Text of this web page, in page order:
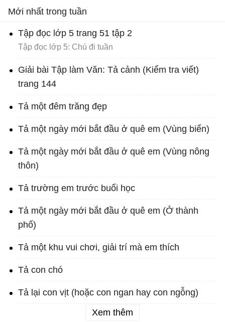
Mới nhất trong tuần
Tập đọc lớp 5 trang 51 tập 2
Tập đọc lớp 5: Chú đi tuần
Giải bài Tập làm Văn: Tả cảnh (Kiểm tra viết)
trang 144
Tả một đêm trăng đẹp
Tả một ngày mới bắt đầu ở quê em (Vùng biển)
Tả một ngày mới bắt đầu ở quê em (Vùng nông
thôn)
Tả trường em trước buổi học
Tả một ngày mới bắt đầu ở quê em (Ở thành
phố)
Tả một khu vui chơi, giải trí mà em thích
Tả con chó
Tả lại con vịt (hoặc con ngan hay con ngỗng)
Xem thêm